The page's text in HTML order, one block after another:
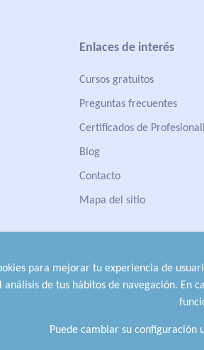
Enlaces de interés
Cursos gratuitos
Preguntas frecuentes
Certificados de
Blog
Contacto
Mapa del sitio
para mejorar tu experiencia de
de tus hábitos de navegación. En
Puede cambiar su